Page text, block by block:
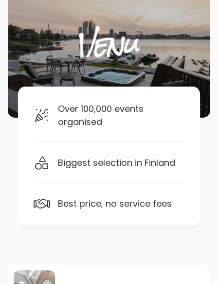
Over 100,000 events
organised
Biggest selection in Finland
Best price, no service fees